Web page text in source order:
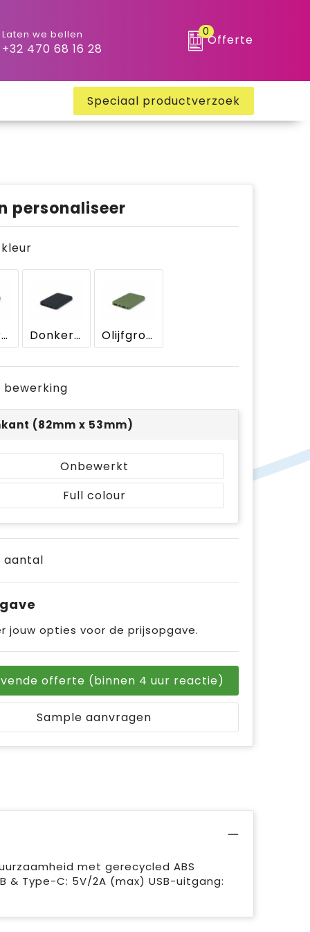
Laten we bellen
+32 470 68 16 28
0
Offerte
Speciaal productverzoek
personaliseer
kleur
Donker Grijs Donkerblauw Olijfgroen
bewerking
(82mm x 53mm)
Onbewerkt
Full colour
aantal
jouw opties voor de prijsopgave.
offerte (binnen 4 uur reactie)
Sample aanvragen
met gerecycled ABS
Type-C: 5V/2A (max) USB-uitgang: